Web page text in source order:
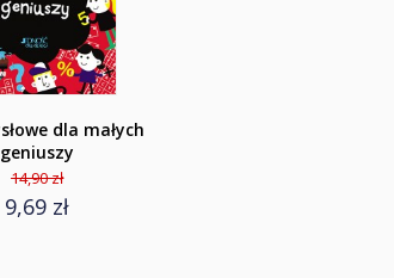
dla małych
geniuszy
14,90 zł
9,69 zł